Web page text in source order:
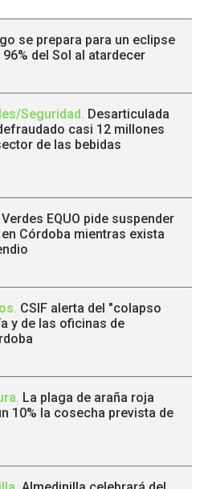
se prepara para un eclipse
del Sol al atardecer
Seguridad. Desarticulada
casi 12 millones
de las bebidas
Verdes EQUO pide suspender
Córdoba mientras exista
. CSIF alerta del "colapso
y de las oficinas de
. La plaga de araña roja
10% la cosecha prevista de